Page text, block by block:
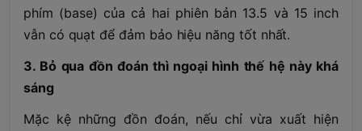
phím (base) của cả hai phiên bản 13.5 và 15 inch
vẫn có quạt để đảm bảo hiệu năng tốt nhất.
3. Bỏ qua đồn đoán thì ngoại hình thế hệ này khá
sáng
Mặc kệ những đồn đoán, nếu chỉ vừa xuất hiện